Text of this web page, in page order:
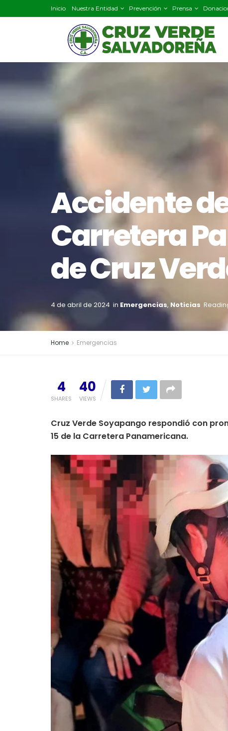
Inicio Nuestra Entidad Prevención Prensa
Accidente
Carretera
de Cruz
4 de abril de 2024 in Emergencias, Noticias
Home Emergencias
4
SHARES
40
VIEWS
Cruz Verde Soyapango respondió con
15 de la Carretera Panamericana.